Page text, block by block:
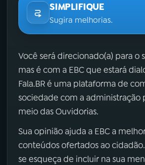
SIMPLIFIQUE
Sugira melhorias.
Você será direcionado(a) para o
mas é com a EBC que estará
Fala.BR é uma plataforma de
sociedade com a administração
meio das Ouvidorias.
Sua opinião ajuda a EBC a
conteúdos ofertados ao cidadão.
se esqueça de incluir na sua